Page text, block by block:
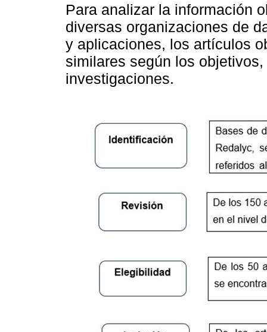
Para analizar la información
diversas organizaciones de
y aplicaciones, los artículos
similares según los
investigaciones.